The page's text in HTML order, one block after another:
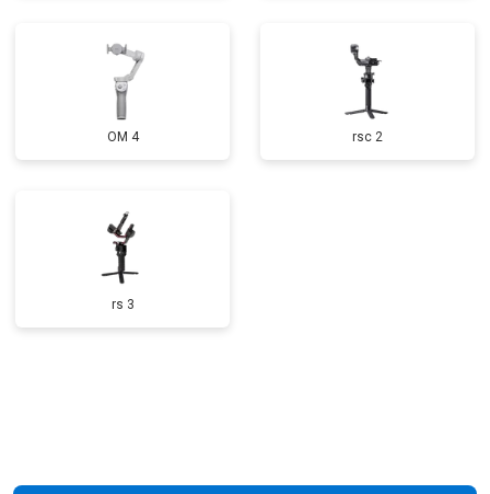
OM 4 rsc 2
rs 3